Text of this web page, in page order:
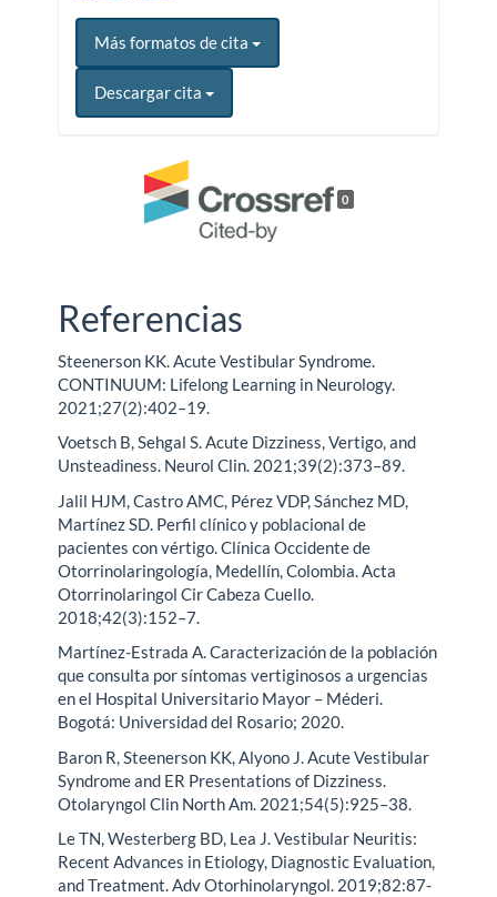
Más formatos de cita
Descargar cita
0
Referencias
Steenerson KK. Acute Vestibular Syndrome.
CONTINUUM: Lifelong Learning in Neurology.
2021;27(2):402–19.
Voetsch B, Sehgal S. Acute Dizziness, Vertigo, and
Unsteadiness. Neurol Clin. 2021;39(2):373–89.
Jalil HJM, Castro AMC, Pérez VDP, Sánchez MD,
Martínez SD. Perfil clínico y poblacional de
pacientes con vértigo. Clínica Occidente de
Otorrinolaringología, Medellín, Colombia. Acta
Otorrinolaringol Cir Cabeza Cuello.
2018;42(3):152–7.
Martínez-Estrada A. Caracterización de la población
que consulta por síntomas vertiginosos a urgencias
en el Hospital Universitario Mayor – Méderi.
Bogotá: Universidad del Rosario; 2020.
Baron R, Steenerson KK, Alyono J. Acute Vestibular
Syndrome and ER Presentations of Dizziness.
Otolaryngol Clin North Am. 2021;54(5):925–38.
Le TN, Westerberg BD, Lea J. Vestibular Neuritis:
Recent Advances in Etiology, Diagnostic Evaluation,
and Treatment. Adv Otorhinolaryngol. 2019;82:87-